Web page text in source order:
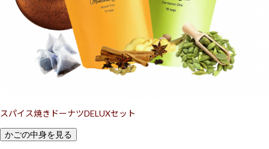
スパイス焼きドーナツDELUXセット
かごの中身を見る